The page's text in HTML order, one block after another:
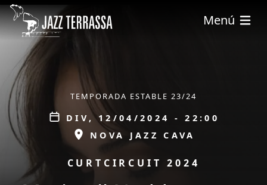
Vés al contingut
Menú
ÀMBIT TEMPORADA ESTABLE 23/24
Data
DIV, 12/04/2024 - 22:00
ESPAI
NOVA JAZZ CAVA
PROMOCIÓCURTCIRCUIT 2024